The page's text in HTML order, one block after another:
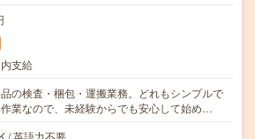
支給
の検査・梱包・運搬業務。どれもシンプルで
業なので、未経験からでも安心して始め…
/ 英語力不要